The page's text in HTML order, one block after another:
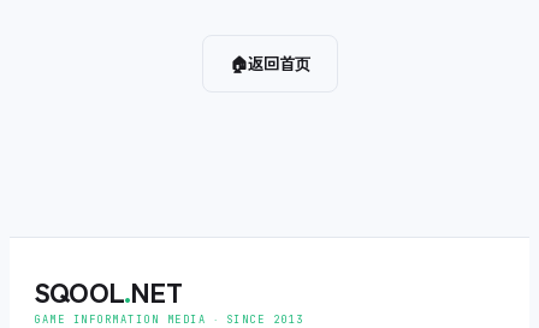
🏠返回首页
SQOOL.NET
GAME INFORMATION MEDIA ‧ SINCE 2013